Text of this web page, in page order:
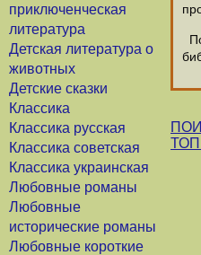
приключенческая
литература
Детская литература о
животных
Детские сказки
Классика
Классика русская
Классика советская
Классика украинская
Любовные романы
Любовные
исторические романы
Любовные короткие
ТОП